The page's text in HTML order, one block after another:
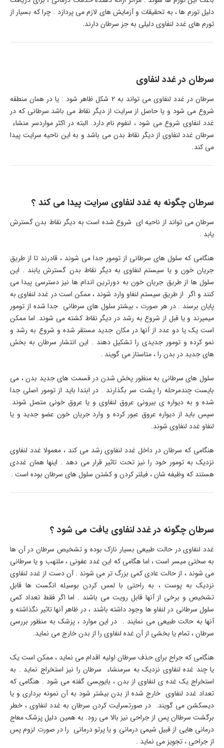
دلیل تورم ها ، به تحقیقات و آزمایش های لازم می پردازد . چرا که بسیار از
تورم های غدد لنفاوی دلیلی به جز سرطان دارند.
سرطان در غدد لنفاوی
سرطان در غدد لنفاوی می تواند به 2 شکل ظاهر شود : یا در همان منطقه
شروع می شود و یا حاصل از سرایت از دیگر نقاط می باشد.سرطانی که در
غدد لنفاوی شروع می شود ، لنفوم نام دارد. البته در اکثر مواردسر منشاء
سرطان غدد لنفاوی از دیگر نقاط بدن می باشد و به این ناحیه سرایت پیدا
می کند.
سرطان چگونه به غدد لنفاوی سرایت پیدا می کند ؟
سرطان می تواند از ناحیه ای شروع شده است به دیگر نقاط بدن گسترش
یابد .
هنگامی که سلول های سرطانی از تومور جدا می شوند ، قادرند تا از طریق
جریان خون و یا سیستم لنفاوی به دیگر نقاط بدن گسترش یابند . این
سلول ها از طریق جریان خون به دورترین اندام ها نیز دسترسی پیدا می
کنند و اگر از طریق سیستم لنفاو وارد شوند ، ممکن است در غدد لنفاوی به
پایان برسند . در هر صورت ، بیشتر سلول های سرطانی جدا شده از تومور
میمیرند و یا قبل از شروع به رشد در دیگر نقاط کشته می شوند. اما ممکن
است یک یا دو عدد از آنها در مکان جدید مستقر شده و شروع به رشد و
نمو کرده و تومور جدیدی را تشکیل دهند . این انتشار سرطان به بخش
های جدید در بدن را ، متاستاز می گویند .
سلول های سرطانی به منظور پخش شدن در قسمت های جدید بدن ، می
بایست چندمرحله را پشت سر بگذارند . در ابتدا باید از تومور اصلی جدا
شده و به دیواره ی بیرونی عروق لنفاوی و یا عروق خونی متصل شوند.
سپس باید از دیواره عروق عبور کرده و وارد جریان خون عضو جدید و یا
لنفاو غدد لنفاوی شوند.
هنگامی که سرطان در داخل غدد لنفاوی رشد می کند ، معمولا غدد لنفاوی
نزدیک به تومور خود را نیز تحت تاثیر قرار می دهد . اینها همان غددی
هستند که وظیفه شان ، فیلتر کردن و کشتن سلول های سرطان بوده است .
سرطان چگونه در غدد لنفاوی یافت می شود ؟
غدد لنفاوی در حالت طبیعی بسیار نازک بوده و تشخیص سرطان در آن ها
به سختی میسر است ، اما هگامی که این غدد عفونی ، ملتهب و یا سرطانی
می شوند ، از حالت عادی کمی بزرگ تر می شوند . آن دست از غدد لنفاوی
نزدیک به پوست ، به راحتی با لمس کردن بوسیله انگست ها قابل
تشخیص و برخی از آنها قابل رویت می باشند . اما اگر فقط تعداد کمی
سلول سرطانی در لنفاو ها وجود داشته باشند ، در ظاهر آنها تاثیر نگذاشته و
آنها به حالت طبیعی می نمایند . در این موارد ، پزشک به منظور بررسی
سرطان ، تمام یا بخشی از آن غده لنفاوی را از بدن خارج می نماید.
هنگامی که جراح برای حذف سرطان اولیه اقدام می نماید ، ممکن است یک
یا چند غده لنفاوی نزدیک به سرمنشاء سرطان را نیز استخراج نماید . به
استخراج یک غده ی لنفاوی از بدن ، بایوپسی گفته می شود . هنگامی که
تعداد غدد لنفاوی خارج شده از بدن بیشتر شود به آن نمونه برداری و یا
دیسکشن می گویند. در صورتسرایت کردن سرطان به غدد لنفاوی ، خطر
برگشت سرطاان پس از جراحی نیز بالا می رود. به همین دلیل پزشک معاج
درمانی هایی از قبیل شیمی درمانی و یا پرتو درمانی را در صورت لزوم پس
از جراحی ، تجویز می نماید .